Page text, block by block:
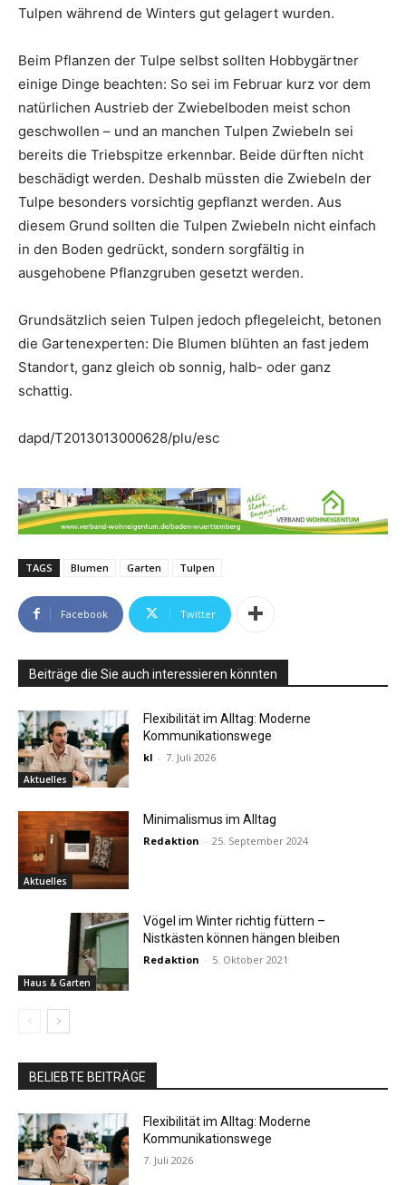
Tulpen während de Winters gut gelagert wurden.
Beim Pflanzen der Tulpe selbst sollten Hobbygärtner
einige Dinge beachten: So sei im Februar kurz vor dem
natürlichen Austrieb der Zwiebelboden meist schon
geschwollen – und an manchen Tulpen Zwiebeln sei
bereits die Triebspitze erkennbar. Beide dürften nicht
beschädigt werden. Deshalb müssten die Zwiebeln der
Tulpe besonders vorsichtig gepflanzt werden. Aus
diesem Grund sollten die Tulpen Zwiebeln nicht einfach
in den Boden gedrückt, sondern sorgfältig in
ausgehobene Pflanzgruben gesetzt werden.
Grundsätzlich seien Tulpen jedoch pflegeleicht, betonen
die Gartenexperten: Die Blumen blühten an fast jedem
Standort, ganz gleich ob sonnig, halb- oder ganz
schattig.
dapd/T2013013000628/plu/esc
TAGS Blumen Garten Tulpen
Facebook Twitter
Beiträge die Sie auch interessieren könnten
Aktuelles
Flexibilität im Alltag: Moderne
Kommunikationswege
kl - 7. Juli 2026
Aktuelles
Minimalismus im Alltag
Redaktion - 25. September 2024
Haus & Garten
Vögel im Winter richtig füttern –
Nistkästen können hängen bleiben
Redaktion - 5. Oktober 2021
BELIEBTE BEITRÄGE
Flexibilität im Alltag: Moderne
Kommunikationswege
7. Juli 2026